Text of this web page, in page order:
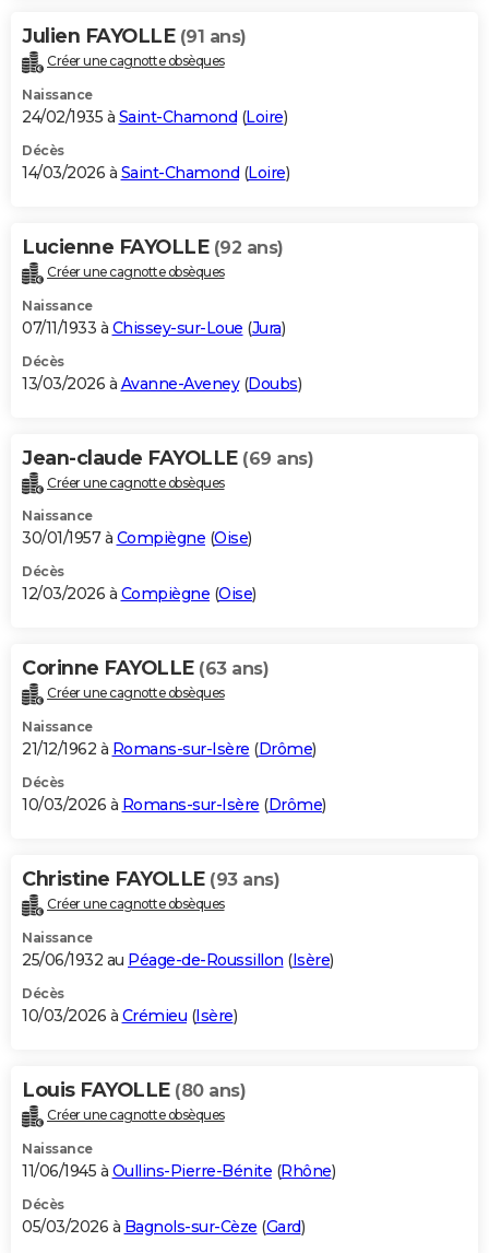
Julien FAYOLLE (91 ans)
Créer une cagnotte obsèques
Naissance
24/02/1935 à Saint-Chamond (Loire)
Décès
14/03/2026 à Saint-Chamond (Loire)
Lucienne FAYOLLE (92 ans)
Créer une cagnotte obsèques
Naissance
07/11/1933 à Chissey-sur-Loue (Jura)
Décès
13/03/2026 à Avanne-Aveney(Doubs)
Jean-claude FAYOLLE (69 ans)
Créer une cagnotte obsèques
Naissance
30/01/1957 à Compiègne (Oise)
Décès
12/03/2026 à Compiègne (Oise)
Corinne FAYOLLE (63 ans)
Créer une cagnotte obsèques
Naissance
21/12/1962 à Romans-sur-Isère (Drôme)
Décès
10/03/2026 à Romans-sur-Isère (Drôme)
Christine FAYOLLE (93 ans)
Créer une cagnotte obsèques
Naissance
25/06/1932 au Péage-de-Roussillon (Isère)
Décès
10/03/2026 à Crémieu (Isère)
Louis FAYOLLE (80 ans)
Créer une cagnotte obsèques
Naissance
11/06/1945 à Oullins-Pierre-Bénite (Rhône)
Décès
05/03/2026 à Bagnols-sur-Cèze (Gard)